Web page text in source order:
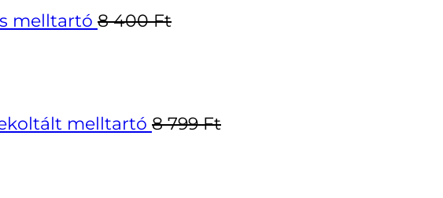
melltartó 8 400Ft
melltartó 8 799Ft